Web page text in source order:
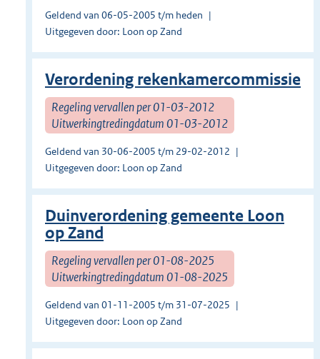
Geldend van 06-05-2005 t/m heden
Uitgegeven door: Loon op Zand
Verordening rekenkamercommissie
Regeling vervallen per 01-03-2012
Uitwerkingtredingdatum 01-03-2012
Geldend van 30-06-2005 t/m 29-02-2012
Uitgegeven door: Loon op Zand
Duinverordening gemeente Loon
op Zand
Regeling vervallen per 01-08-2025
Uitwerkingtredingdatum 01-08-2025
Geldend van 01-11-2005 t/m 31-07-2025
Uitgegeven door: Loon op Zand